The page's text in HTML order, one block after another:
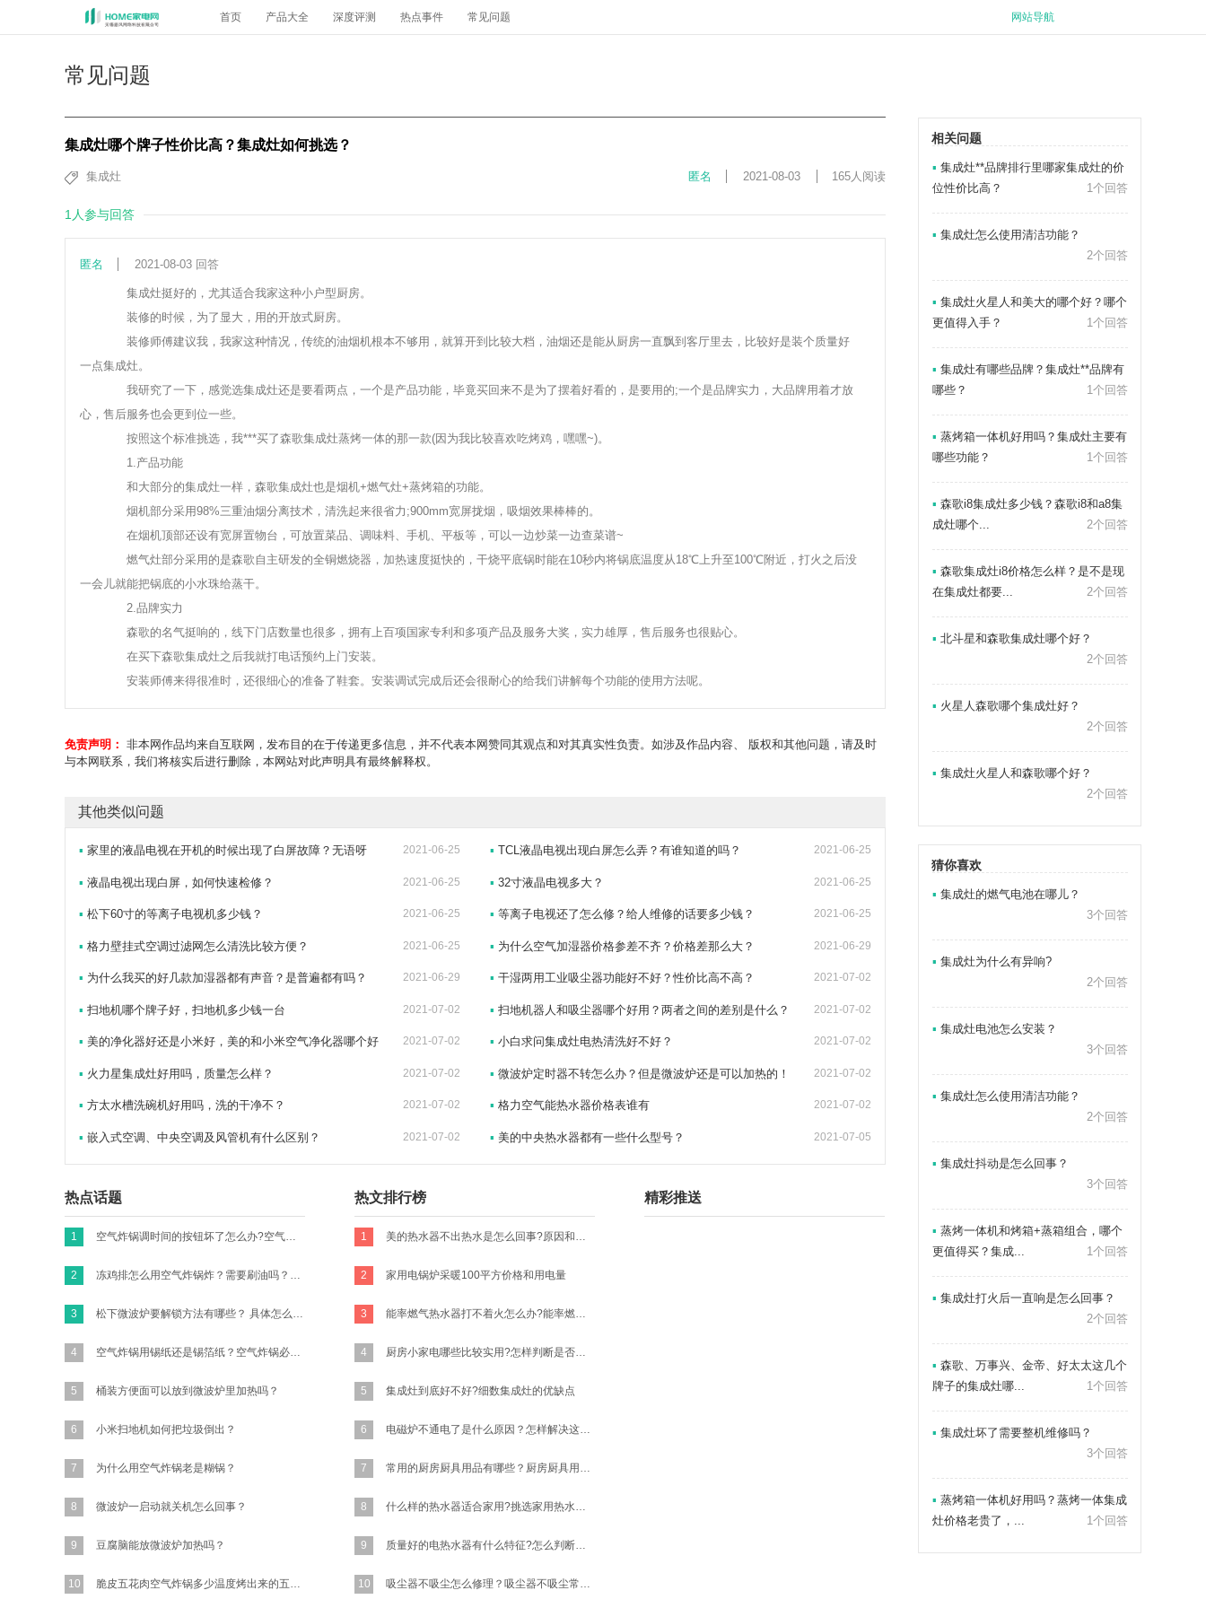
首页 产品大全 深度评测 热点事件 常见问题 网站导航
常见问题
集成灶哪个牌子性价比高？集成灶如何挑选？
集成灶 匿名 2021-08-03 165人阅读
1人参与回答
匿名 2021-08-03 回答
集成灶挺好的，尤其适合我家这种小户型厨房。
装修的时候，为了显大，用的开放式厨房。
装修师傅建议我，我家这种情况，传统的油烟机根本不够用，就算开到比较大档，油烟还是能从厨房一直飘到客厅里去，比较好是装个质量好
一点集成灶。
我研究了一下，感觉选集成灶还是要看两点，一个是产品功能，毕竟买回来不是为了摆着好看的，是要用的;一个是品牌实力，大品牌用着才放
心，售后服务也会更到位一些。
按照这个标准挑选，我***买了森歌集成灶蒸烤一体的那一款(因为我比较喜欢吃烤鸡，嘿嘿~)。
1.产品功能
和大部分的集成灶一样，森歌集成灶也是烟机+燃气灶+蒸烤箱的功能。
烟机部分采用98%三重油烟分离技术，清洗起来很省力;900mm宽屏拢烟，吸烟效果棒棒的。
在烟机顶部还设有宽屏置物台，可放置菜品、调味料、手机、平板等，可以一边炒菜一边查菜谱~
燃气灶部分采用的是森歌自主研发的全铜燃烧器，加热速度挺快的，干烧平底锅时能在10秒内将锅底温度从18℃上升至100℃附近，打火之后没
一会儿就能把锅底的小水珠给蒸干。
2.品牌实力
森歌的名气挺响的，线下门店数量也很多，拥有上百项国家专利和多项产品及服务大奖，实力雄厚，售后服务也很贴心。
在买下森歌集成灶之后我就打电话预约上门安装。
安装师傅来得很准时，还很细心的准备了鞋套。安装调试完成后还会很耐心的给我们讲解每个功能的使用方法呢。
免责声明： 非本网作品均来自互联网，发布目的在于传递更多信息，并不代表本网赞同其观点和对其真实性负责。如涉及作品内容、 版权和其他问题，请及时
与本网联系，我们将核实后进行删除，本网站对此声明具有最终解释权。
其他类似问题
▪ 家里的液晶电视在开机的时候出现了白屏故障？无语呀 2021-06-25 ▪ TCL液晶电视出现白屏怎么弄？有谁知道的吗？ 2021-06-25
▪ 液晶电视出现白屏，如何快速检修？ 2021-06-25 ▪ 32寸液晶电视多大？ 2021-06-25
▪ 松下60寸的等离子电视机多少钱？ 2021-06-25 ▪ 等离子电视还了怎么修？给人维修的话要多少钱？ 2021-06-25
▪ 格力壁挂式空调过滤网怎么清洗比较方便？ 2021-06-25 ▪ 为什么空气加湿器价格参差不齐？价格差那么大？ 2021-06-29
▪ 为什么我买的好几款加湿器都有声音？是普遍都有吗？ 2021-06-29 ▪ 干湿两用工业吸尘器功能好不好？性价比高不高？ 2021-07-02
▪ 扫地机哪个牌子好，扫地机多少钱一台 2021-07-02 ▪ 扫地机器人和吸尘器哪个好用？两者之间的差别是什么？ 2021-07-02
▪ 美的净化器好还是小米好，美的和小米空气净化器哪个好 2021-07-02 ▪ 小白求问集成灶电热清洗好不好？ 2021-07-02
▪ 火力星集成灶好用吗，质量怎么样？ 2021-07-02 ▪ 微波炉定时器不转怎么办？但是微波炉还是可以加热的！ 2021-07-02
▪ 方太水槽洗碗机好用吗，洗的干净不？ 2021-07-02 ▪ 格力空气能热水器价格表谁有 2021-07-02
▪ 嵌入式空调、中央空调及风管机有什么区别？ 2021-07-02 ▪ 美的中央热水器都有一些什么型号？ 2021-07-05
热点话题
1 空气炸锅调时间的按钮坏了怎么办?空气炸锅的时间转扭不归零咋办？
2 冻鸡排怎么用空气炸锅炸？需要刷油吗？怎么做才好吃有味道？买新鲜的鸡胸肉的话怎么做？
3 松下微波炉要解锁方法有哪些？ 具体怎么操作？
4 空气炸锅用锡纸还是锡箔纸？空气炸锅必须要放锡纸吗?
5 桶装方便面可以放到微波炉里加热吗？
6 小米扫地机如何把垃圾倒出？
7 为什么用空气炸锅老是糊锅？
8 微波炉一启动就关机怎么回事？
9 豆腐脑能放微波炉加热吗？
10 脆皮五花肉空气炸锅多少温度烤出来的五花肉又香又脆？
热文排行榜
1 美的热水器不出热水是怎么回事?原因和解决方法
2 家用电锅炉采暖100平方价格和用电量
3 能率燃气热水器打不着火怎么办?能率燃气热水器常见故障维修
4 厨房小家电哪些比较实用?怎样判断是否实用?
5 集成灶到底好不好?细数集成灶的优缺点
6 电磁炉不通电了是什么原因？怎样解决这些问题？
7 常用的厨房厨具用品有哪些？厨房厨具用品清单
8 什么样的热水器适合家用?挑选家用热水器需要考虑的因素
9 质量好的电热水器有什么特征?怎么判断电热水器的质量?
10 吸尘器不吸尘怎么修理？吸尘器不吸尘常见原因和解决方法
精彩推送
相关问题
▪ 集成灶**品牌排行里哪家集成灶的价
位性价比高？
1个回答
▪ 集成灶怎么使用清洁功能？
2个回答
▪ 集成灶火星人和美大的哪个好？哪个
更值得入手？
1个回答
▪ 集成灶有哪些品牌？集成灶**品牌有
哪些？
1个回答
▪ 蒸烤箱一体机好用吗？集成灶主要有
哪些功能？
1个回答
▪ 森歌i8集成灶多少钱？森歌i8和a8集
成灶哪个...
2个回答
▪ 森歌集成灶i8价格怎么样？是不是现
在集成灶都要...
2个回答
▪ 北斗星和森歌集成灶哪个好？
2个回答
▪ 火星人森歌哪个集成灶好？
2个回答
▪ 集成灶火星人和森歌哪个好？
2个回答
猜你喜欢
▪ 集成灶的燃气电池在哪儿？
3个回答
▪ 集成灶为什么有异响?
2个回答
▪ 集成灶电池怎么安装？
3个回答
▪ 集成灶怎么使用清洁功能？
2个回答
▪ 集成灶抖动是怎么回事？
3个回答
▪ 蒸烤一体机和烤箱+蒸箱组合，哪个
更值得买？集成...
1个回答
▪ 集成灶打火后一直响是怎么回事？
2个回答
▪ 森歌、万事兴、金帝、好太太这几个
牌子的集成灶哪...
1个回答
▪ 集成灶坏了需要整机维修吗？
3个回答
▪ 蒸烤箱一体机好用吗？蒸烤一体集成
灶价格老贵了，...
1个回答